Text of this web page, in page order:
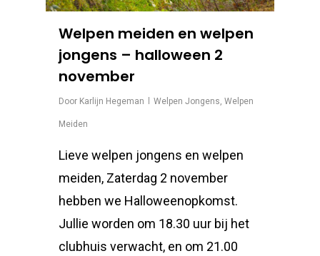
Welpen meiden en welpen
jongens – halloween 2
november
Door Karlijn Hegeman Welpen Jongens, Welpen
Meiden
Lieve welpen jongens en welpen
meiden, Zaterdag 2 november
hebben we Halloweenopkomst.
Jullie worden om 18.30 uur bij het
clubhuis verwacht, en om 21.00